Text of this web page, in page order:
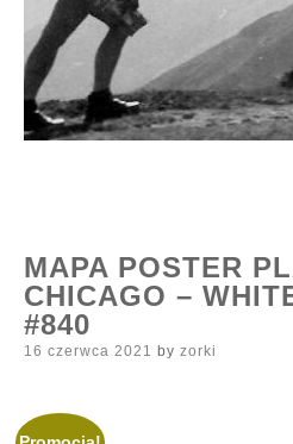
MAPA POSTER
CHICAGO –
#840
Posted
16 czerwca 2021 by zorki